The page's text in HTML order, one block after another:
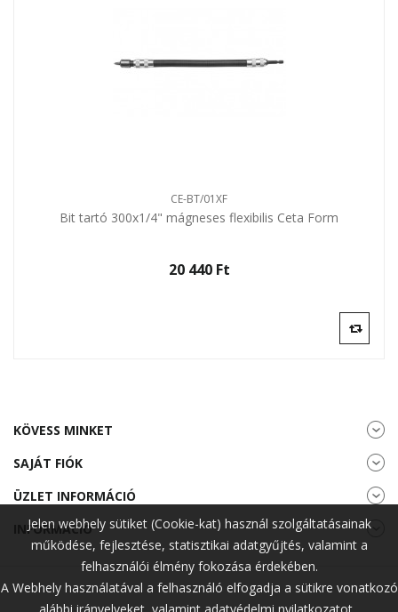
CE-BT/01XF
Bit tartó 300x1/4" mágneses flexibilis Ceta Form
20 440 Ft‎
KÖVESS MINKET
SAJÁT FIÓK
ÜZLET INFORMÁCIÓ
INFORMÁCIÓ
Jelen webhely sütiket (Cookie-kat) használ szolgáltatásainak
működése, fejlesztése, statisztikai adatgyűjtés, valamint a
felhasználói élmény fokozása érdekében.
A Webhely használatával a felhasználó elfogadja a sütikre vonatkozó